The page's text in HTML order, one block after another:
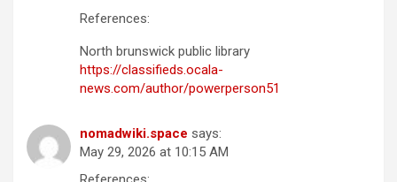
References:
North brunswick public library
https://classifieds.ocala-
news.com/author/powerperson51
nomadwiki.space says:
May 29, 2026 at 10:15 AM